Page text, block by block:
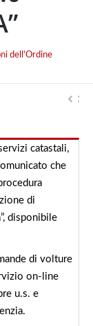
dell'Ordine
catastali,
che
di
disponibile
di volture
on-line
u.s. e